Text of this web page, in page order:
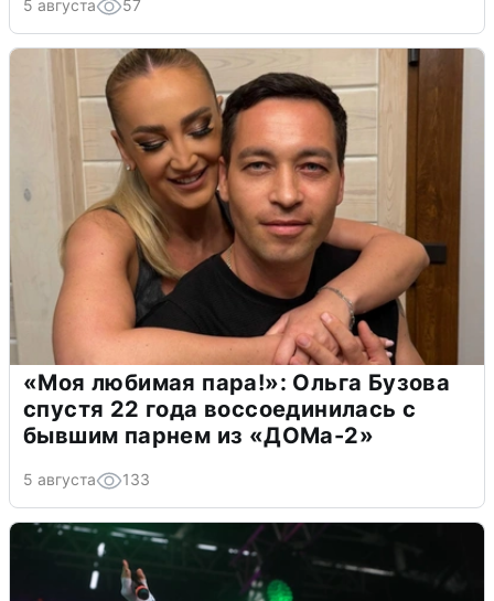
5 августа 57
«Моя любимая пара!»: Ольга Бузова
спустя 22 года воссоединилась с
бывшим парнем из «ДОМа-2»
5 августа 133